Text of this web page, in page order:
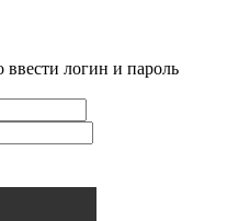
логин и пароль